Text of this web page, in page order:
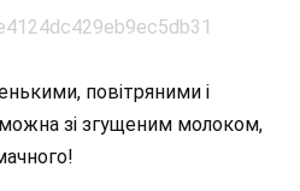
повітряними і
зі згущеним молоком,